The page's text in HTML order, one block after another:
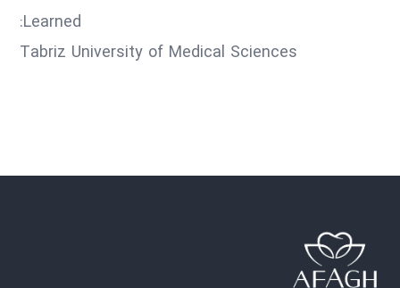
Learned:
Tabriz University of Medical Sciences